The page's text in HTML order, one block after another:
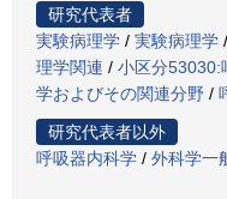
研究代表者
実験病理学 / 実験病理学 /
理学関連 / 小区分53030:
学およびその関連分野 /
研究代表者以外
呼吸器内科学 / 外科学一